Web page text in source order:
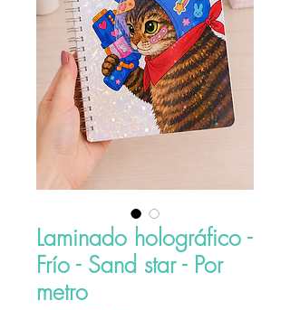
Laminado holográfico -
Frío - Sand star - Por
metro